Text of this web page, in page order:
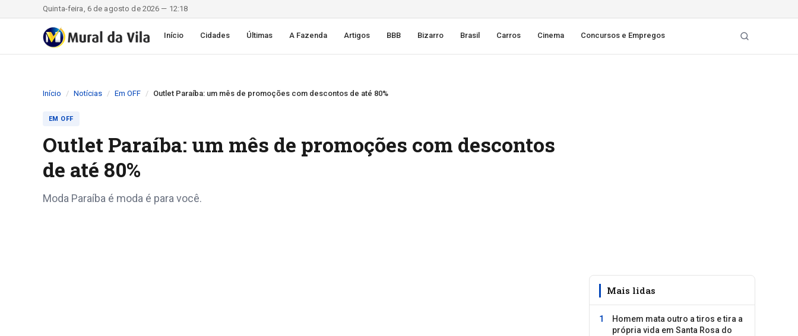
Quinta-feira, 6 de agosto de 2026 — 12:18
Início Cidades Últimas A Fazenda Artigos BBB Bizarro Brasil Carros Cinema Concursos e Empregos
Início Notícias Em OFF Outlet Paraíba: um mês de promoções com descontos de até 80%
EM OFF
Outlet Paraíba: um mês de promoções com descontos
de até 80%
Moda Paraíba é moda é para você.
Mais lidas
Homem mata outro a tiros e tira a
própria vida em Santa Rosa do